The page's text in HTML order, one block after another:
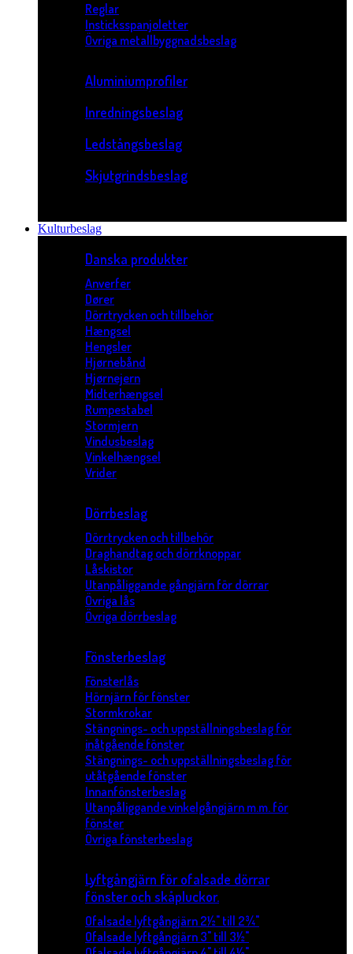
Reglar
Insticksspanjoletter
Övriga metallbyggnadsbeslag
Aluminiumprofiler
Inredningsbeslag
Ledstångsbeslag
Skjutgrindsbeslag
Kulturbeslag
Danska produkter
Anverfer
Dører
Dörrtrycken och tillbehör
Hængsel
Hengsler
Hjørnebånd
Hjørnejern
Midterhængsel
Rumpestabel
Stormjern
Vindusbeslag
Vinkelhængsel
Vrider
Dörrbeslag
Dörrtrycken och tillbehör
Draghandtag och dörrknoppar
Låskistor
Utanpåliggande gångjärn för dörrar
Övriga lås
Övriga dörrbeslag
Fönsterbeslag
Fönsterlås
Hörnjärn för fönster
Stormkrokar
Stängnings- och uppställningsbeslag för
inåtgående fönster
Stängnings- och uppställningsbeslag för
utåtgående fönster
Innanfönsterbeslag
Utanpåliggande vinkelgångjärn m.m. för
fönster
Övriga fönsterbeslag
Lyftgångjärn för ofalsade dörrar
fönster och skåpluckor.
Ofalsade lyftgångjärn 2½" till 2¾"
Ofalsade lyftgångjärn 3" till 3½"